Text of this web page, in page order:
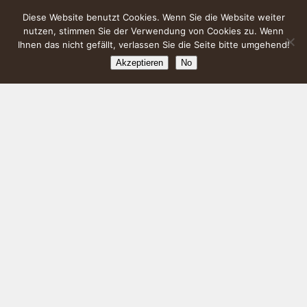
Diese Website benutzt Cookies. Wenn Sie die Website weiter
nutzen, stimmen Sie der Verwendung von Cookies zu. Wenn
Ihnen das nicht gefällt, verlassen Sie die Seite bitte umgehend!
Akzeptieren No